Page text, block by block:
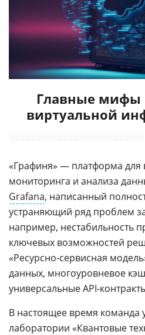
Главные мифы
виртуальной
«Графиня» — платформа для
мониторинга и анализа
Grafana, написанный
устраняющий ряд проблем
например, нестабильность
ключевых возможностей
«Ресурсно-сервисная
данных, многоуровневое
универсальные API-
В настоящее время команда
лаборатории «Квантовые